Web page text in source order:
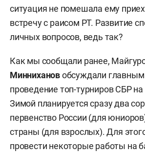
ситуация не помешала ему
встречу с раисом РТ. Развитие
личных вопросов, ведь так?
Как мы сообщали ранее,
Миннихановобсуждали
проведение топ-турниров СБР
Зимой планируется сразу два
первенство России (для
страны (для взрослых). Для
провести некоторые работы на